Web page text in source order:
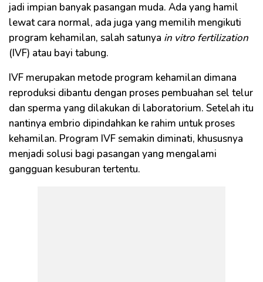
jadi impian banyak pasangan muda. Ada yang hamil
lewat cara normal, ada juga yang memilih mengikuti
program kehamilan, salah satunya in vitro fertilization
(IVF) atau bayi tabung.
IVF merupakan metode program kehamilan dimana
reproduksi dibantu dengan proses pembuahan sel telur
dan sperma yang dilakukan di laboratorium. Setelah itu
nantinya embrio dipindahkan ke rahim untuk proses
kehamilan. Program IVF semakin diminati, khususnya
menjadi solusi bagi pasangan yang mengalami
gangguan kesuburan tertentu.